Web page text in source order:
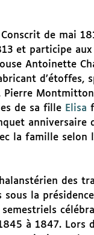
de mai
et participe aux
Antoinette
d’étoffes,
Pierre
de sa fille Elisa
anniversaire
la famille selon
des
la
à 1847. Lors